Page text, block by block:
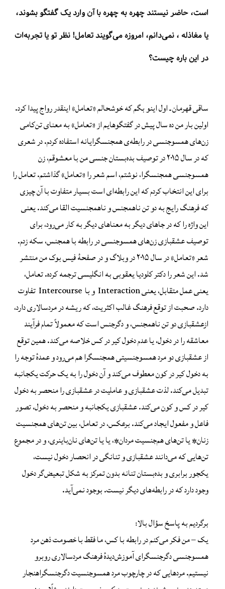
است، حاضر نیستند چهره به چهره با آن وارد یک گفتگو بشوند،
یا مغاذله ، نمی‌دانم، امروزه می‌گویند تعامل! نظر تو یا تجربه‌ات
در این باره چیست؟
ساقی قهرمان ـ اول اینو بگم که خوشحالم «تعامل» اینقدر رواج پیدا کرد.
اولین بار من ده سال پیش در گفتگوهایم از «تعامل» به معنای تن‌کامی
زن‌های‌ همسوجنسی در رابطه‌ی همجنسگرایانه استفاده کردم. در شعری
که در سال ۲۰۱۵ در توصیف بده‌بستان جنسی من با معشوقم، زن
همسوجنسی همجنسگرا، نوشتم، اسم شعر را «تعامل» گذاشتم. تعامل را
برای این انتخاب کردم که این رابطه‌ای است بسیار متفاوت با آن چیزی
که فرهنگ رایج به دو تن ناهمجنس و ناهمجنسیت القا می‌کند. یعنی
این واژه را که در جاهای دیگر به معناهای دیگر به کار می‌رود، برای
توصیف عشقبازی زن‌های همسوجنسی در رابطه‌ با همجنس، سکه زدم.
شعر «تعامل» در سال ۲۰۱۵ در وبلاگ و در صفحهٔ فیس بوک من منتشر
شد. این شعر را دکتر کلودیا یعقوبی به انگلیسی ترجمه کرده. تعامل،
یعنی عمل متقابل، یعنی Interaction و با Intercourse تفاوت
دارد. صحبت از توقع فرهنگ غالب اکثریت، که ریشه در مردسالاری دارد،
ازعشقبازی دو تن ناهمجنس، و دگرجنس است که معمولاً تمام فرآیند
معاشقه را در دخول، یا عدم دخول کیر در کس خلاصه می‌‌کند. همین توقع
از عشقبازی دو مرد همسوجنسیتی همجنسگرا هم می‌رود و عمدهٔ توجه را
به دخول کیر در کون معطوف می‌کند و آن دخول را به یک حرکت یکجانبه
تبدیل می‌کند. لذت عشقبازی و عاملیت در عشقبازی را منحصر به دخول
کیر در کس و کون می‌کند. عشقبازی یکجانبه و منحصر به دخول، تصور
فاعل و مفعول ایجاد می‌کند. برعکس، در تعامل، بین تن‌های همجنسیت
زنان* یا تن‌های هم‌جنسیت مردان*، یا یا تن‌های نان‌باینری، و در مجموع
تن‌هایی که می‌دانند عشقبازی و تنانگی در انحصار دخول نیست،
یکجور برابری و بده‌بستان تنانه بدون تمرکز به شکل تبعیض‌گر دخول
وجود دارد که در رابطه‌های دیگر نیست. بوجود نمی‌آید.
برگردیم به پاسخ سؤال بالا:
یک – من فکر می‌کنم در رابطه با کس، ما فقط با خصومت ذهن مرد
همسوجنسی دگرجنسگرای آموزش‌دیدهٔ فرهنگ مردسالاری روبرو
نیستیم. مردهایی که در چارچوب مرد همسوجنسیت دگرجنسگراهنجار